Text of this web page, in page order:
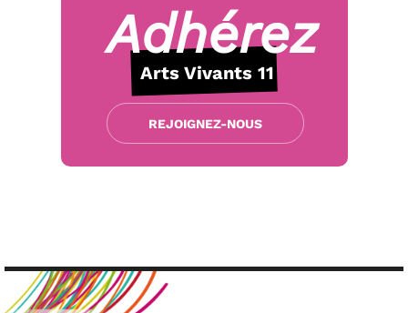
Adhérez
Arts Vivants 11
REJOIGNEZ-NOUS